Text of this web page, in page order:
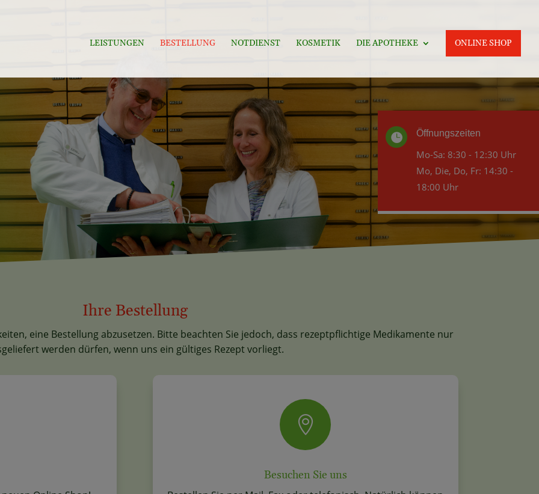
LEISTUNGEN BESTELLUNG NOTDIENST KOSMETIK DIE APOTHEKE ONLINE SHOP
 Öffnungszeiten
Mo-Sa: 8:30 - 12:30 Uhr
Mo, Die, Do, Fr: 14:30 -
18:00 Uhr
Ihre Bestellung
eine Bestellung abzusetzen. Bitte beachten Sie jedoch, dass rezeptpflichtige Medikamente nur
werden dürfen, wenn uns ein gültiges Rezept vorliegt.

Besuchen Sie uns